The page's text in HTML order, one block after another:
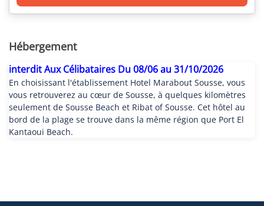
Hébergement
interdit Aux Célibataires Du 08/06 au 31/10/2026
En choisissant l'établissement Hotel Marabout Sousse, vous
vous retrouverez au cœur de Sousse, à quelques kilomètres
seulement de Sousse Beach et Ribat of Sousse. Cet hôtel au
bord de la plage se trouve dans la même région que Port El
Kantaoui Beach.